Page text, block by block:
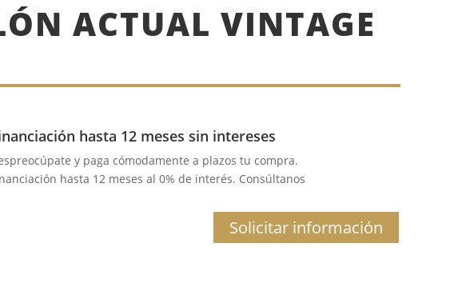
ACTUAL VINTAGE
hasta 12 meses sin intereses
y paga cómodamente a plazos tu compra.
hasta 12 meses al 0% de interés. Consúltanos
Solicitar información